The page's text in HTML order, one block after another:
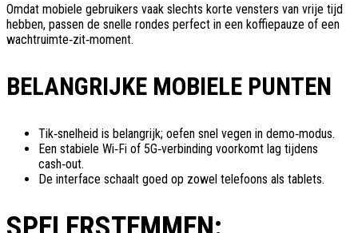
Omdat mobiele gebruikers vaak slechts korte vensters van vrije tijd
hebben, passen de snelle rondes perfect in een koffiepauze of een
wachtruimte‑zit‑moment.
BELANGRIJKE MOBIELE PUNTEN
Tik‑snelheid is belangrijk; oefen snel vegen in demo‑modus.
Een stabiele Wi‑Fi of 5G‑verbinding voorkomt lag tijdens
cash‑out.
De interface schaalt goed op zowel telefoons als tablets.